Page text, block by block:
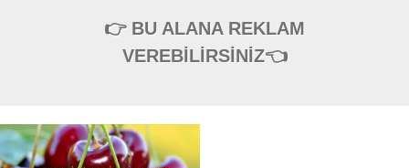
👉 BU ALANA REKLAM
VEREBİLİRSİNİZ👈